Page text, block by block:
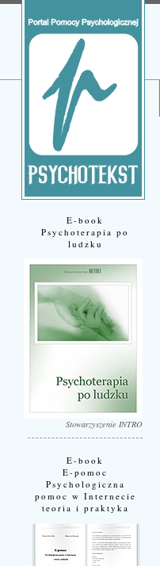
E-book
Psychoterapia po
ludzku
Stowarzyszenie INTRO
E-book
E-pomoc
Psychologiczna
pomoc w Internecie
teoria i praktyka